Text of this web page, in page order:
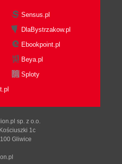
Sensus.pl
DlaBystrzakow.pl
Ebookpoint.pl
Beya.pl
Sploty
sp. z o.o.
1c
Gliwice